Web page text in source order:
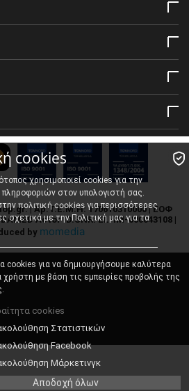
| Αρ. Γ.Ε.Μ.Η: 170610310000 | ΕΟΦ
Actor ID.SNR: EL-IM-000043108 |
by momedia
cookies
χρησιμοποιεί cookies για την
στον υπολογιστή σας.
πολιτική cookiesγια περισσότερες
σχετικά με την Πολιτική μας για τα
cookies για να δημιουργήσουμε καλύτερα
χρήστη με βάση τις εμπειρίες προβολής της
cookies
Στατιστικών
Facebook
Μάρκετινγκ
Αποδοχή όλων